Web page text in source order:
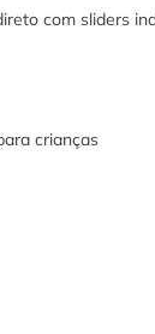
com sliders
crianças